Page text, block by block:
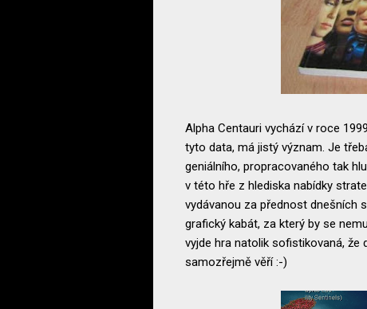
Alpha Centauri vychází v roce
tyto data, má jistý význam. Je
geniálního, propracovaného tak
v této hře z hlediska nabídky
vydávanou za přednost dnešních
grafický kabát, za který by se
vyjde hra natolik sofistikovaná, že
samozřejmě věří :-)